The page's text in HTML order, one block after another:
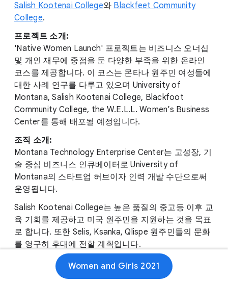
Salish Kootenai College와 Blackfeet Community
College.
프로젝트 소개:
'Native Women Launch' 프로젝트는 비즈니스 오너십
및 개인 재무에 중점을 둔 다양한 부족을 위한 온라인
코스를 제공합니다. 이 코스는 몬타나 원주민 여성들에
대한 사례 연구를 다루고 있으며 University of
Montana, Salish Kootenai College, Blackfoot
Community College, the W.E.L.L. Women’s Business
Center를 통해 배포될 예정입니다.
조직 소개:
Montana Technology Enterprise Center는 고성장, 기
술 중심 비즈니스 인큐베이터로 University of
Montana의 스타트업 허브이자 인력 개발 수단으로써
운영됩니다.
Salish Kootenai College는 높은 품질의 중고등 이후 교
육 기회를 제공하고 미국 원주민을 지원하는 것을 목표
로 합니다. 또한 Selis, Ksanka, Qlispe 원주민들의 문화
를 영구히 후대에 전할 계획입니다.
Blackfeet Community College는 공동체를 대상으로
중고등 이후 교육 및 고등 교육 서비스를 제공하는 비영
Women and Girls 2021